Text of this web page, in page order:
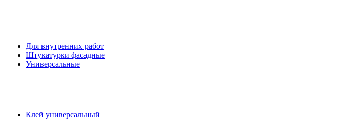
Для внутренних работ
Штукатурки фасадные
Универсальные
Клей универсальный